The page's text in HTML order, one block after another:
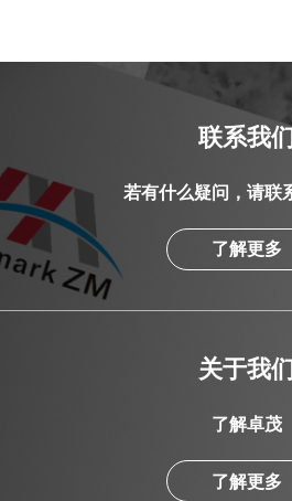
联系我
若有什么疑问，请联
了解更多
关于我们
了解卓茂
了解更多